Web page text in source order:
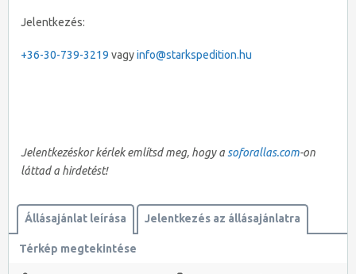
Jelentkezés:
+36-30-739-3219 vagyinfo@starkspedition.hu
Jelentkezéskor kérlek említsd meg, hogy a soforallas.com-on
láttad a hirdetést!
Állásajánlat leírása Jelentkezés az állásajánlatra
Térkép megtekintése